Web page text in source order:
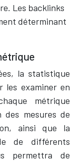
Les backlinks
déterminant
la statistique
les examiner en
métrique
des mesures de
ainsi que la
de différents
permettra de